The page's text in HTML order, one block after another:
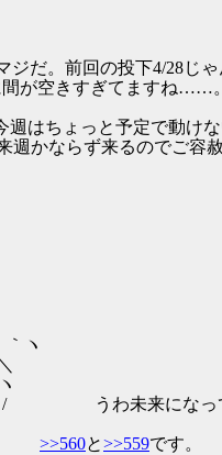
投下4/28じゃん
てますね……。
いのが確定し
容赦くだ
来になって
>>560と>>559です。